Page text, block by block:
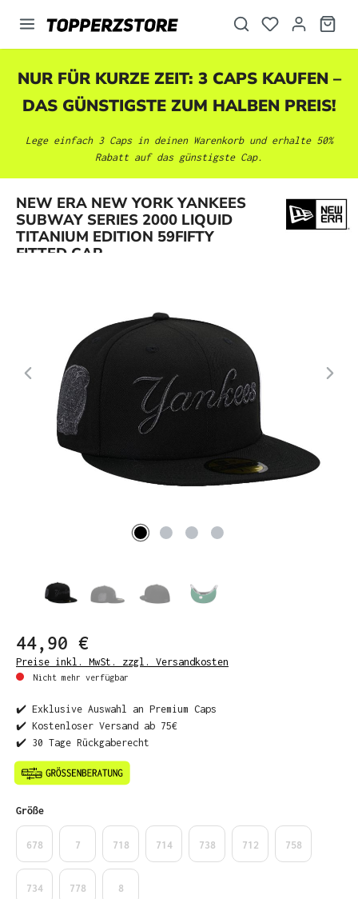
springen
NUR FÜR KURZE ZEIT: 3 CAPS KAUFEN –
DAS GÜNSTIGSTE ZUM HALBEN PREIS!
Lege einfach 3 Caps in deinen Warenkorb und erhalte 50%
Rabatt auf das günstigste Cap.
NEW ERA NEW YORK YANKEES
SUBWAY SERIES 2000 LIQUID
TITANIUM EDITION 59FIFTY
FITTED CAP
Bildergalerie überspringen
44,90 €
Preise inkl. MwSt. zzgl. Versandkosten
Nicht mehr verfügbar
✔️ Exklusive Auswahl an Premium Caps
✔️ Kostenloser Versand ab 75€
✔️ 30 Tage Rückgaberecht
Größeauswählen
678 7 718 714 738 712 758
734 778 8